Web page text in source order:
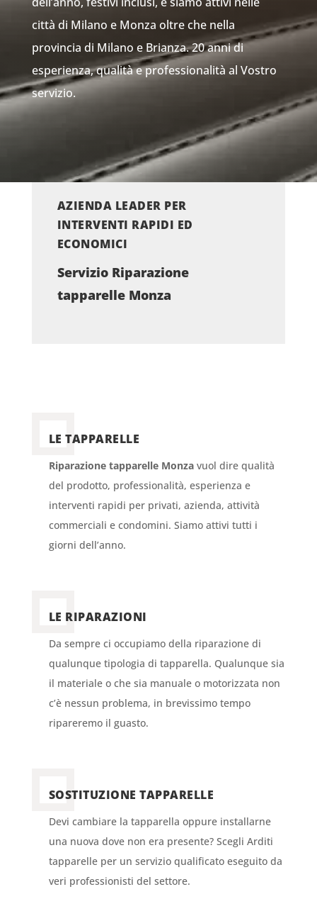
città di Milano e Monza oltre che nella
provincia di Milano e Brianza. 20 anni di
esperienza, qualità e professionalità al Vostro
servizio.
AZIENDA LEADER PER
INTERVENTI RAPIDI ED
ECONOMICI
Servizio Riparazione
tapparelle Monza
LE TAPPARELLE
Riparazione tapparelle Monzavuol dire qualità
del prodotto, professionalità, esperienza e
interventi rapidi per privati, azienda, attività
commerciali e condomini. Siamo attivi tutti i
giorni dell’anno.
LE RIPARAZIONI
Da sempre ci occupiamo della riparazione di
qualunque tipologia di tapparella. Qualunque sia
il materiale o che sia manuale o motorizzata non
c’è nessun problema, in brevissimo tempo
ripareremo il guasto.
SOSTITUZIONE TAPPARELLE
Devi cambiare la tapparella oppure installarne
una nuova dove non era presente? Scegli Arditi
tapparelle per un servizio qualificato eseguito da
veri professionisti del settore.